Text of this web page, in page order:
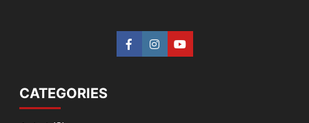
CATEGORIES